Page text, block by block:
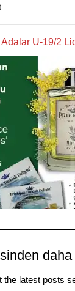
the latest posts